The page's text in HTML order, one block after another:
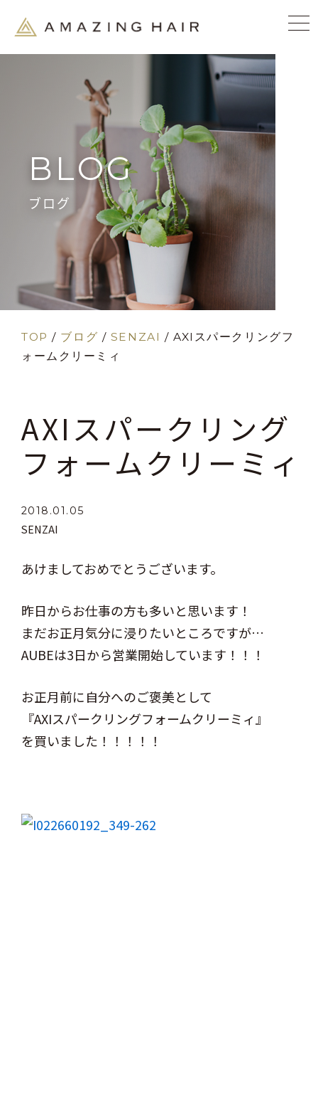
BLOG
ブログ
TOP / ブログ / SENZAI /AXIスパークリングフ
ォームクリーミィ
AXIスパークリング
フォームクリーミィ
2018.01.05
SENZAI
あけましておめでとうございます。
昨日からお仕事の方も多いと思います！
まだお正月気分に浸りたいところですが…
AUBEは3日から営業開始しています！！！
お正月前に自分へのご褒美として
『AXIスパークリングフォームクリーミィ』
を買いました！！！！！